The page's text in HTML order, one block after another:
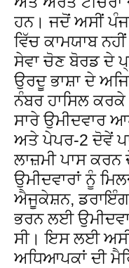
ਹਨ। ਜਦੋਂ ਅਸੀਂ
ਵਿੱਚ ਕਾਮਯਾਬ
ਸੇਵਾ ਚੋਣ ਬੋਰਡ ਦੇ
ਉਰਦੂ ਭਾਸ਼ਾ ਦੇ
ਨੰਬਰ ਹਾਸਿਲ ਕਰਕੇ
ਸਾਰੇ ਉਮੀਦਵਾਰ
ਅਤੇ ਪੇਪਰ-2 ਦੋਵੇਂ
ਲਾਜ਼ਮੀ ਪਾਸ
ਉਮੀਦਵਾਰਾਂ ਨੂੰ
ਐਜੂਕੇਸ਼ਨ,
ਭਰਨ ਲਈ
ਸੀ। ਇਸ ਲਈ ਅਸੀਂ
ਅਧਿਆਪਕਾਂ ਦੀ